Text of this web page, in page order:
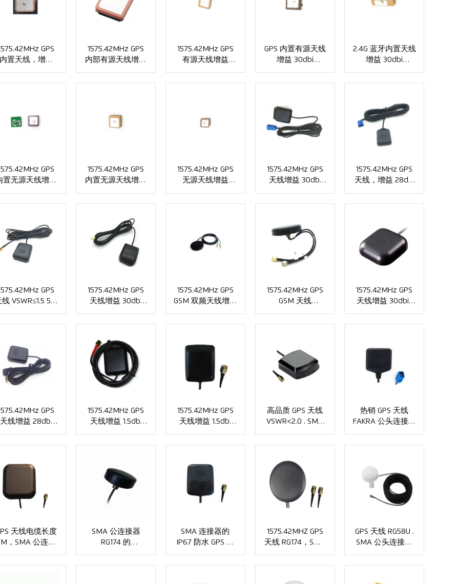
GPS
置天线，增益
接器 XMR-G016
1575.42MHz GPS
内部有源天线增益
IPEX 连接器 XMR-
1575.42MHz GPS
有源天线增益
G014
GPS 内置有源天线
增益 30dbi
或 IPEX 连接器
2.4G 蓝牙内置天线
增益 30dbi
G012
GPS
置无源天线增益
1575.42MHz GPS
内置无源天线增益
1575.42MHz GPS
无源天线增益
XMR-G009
1575.42MHz GPS
天线增益 30dbi
连接器 XMR-G008
1575.42MHz GPS
天线，增益 28dbi
器 XMR-G007
GPS
线 VSWR≤1.5 5W
XMR-G006
1575.42MHz GPS
天线增益 30dbi
连接器 XMR-G005
1575.42MHz GPS
GSM 双频天线增益
器 XMR-G004
1575.42MHz GPS
GSM 天线
连接器 XMR-G003
1575.42MHz GPS
天线增益 30dbi .
G002
GPS
天线增益 28dbi
接器 XMR-G001
1575.42MHz GPS
天线增益 1.5dbi
连接器 XMR-QC1
1575.42MHz GPS
天线增益 1.5dbi
连接器 XMR-
高品质 GPS 天线
VSWR<2.0 . SMA
AC0111
热销 GPS 天线
FAKRA 公头连接器
天线电缆长度
，SMA 公连接
SMA 公连接器
RG174 的
天线 XMR-AC0114
SMA 连接器的
IP67 防水 GPS 天
1575.42MHZ GPS
天线 RG174，SMA
AC0115
GPS 天线 RG58U .
SMA 公头连接器